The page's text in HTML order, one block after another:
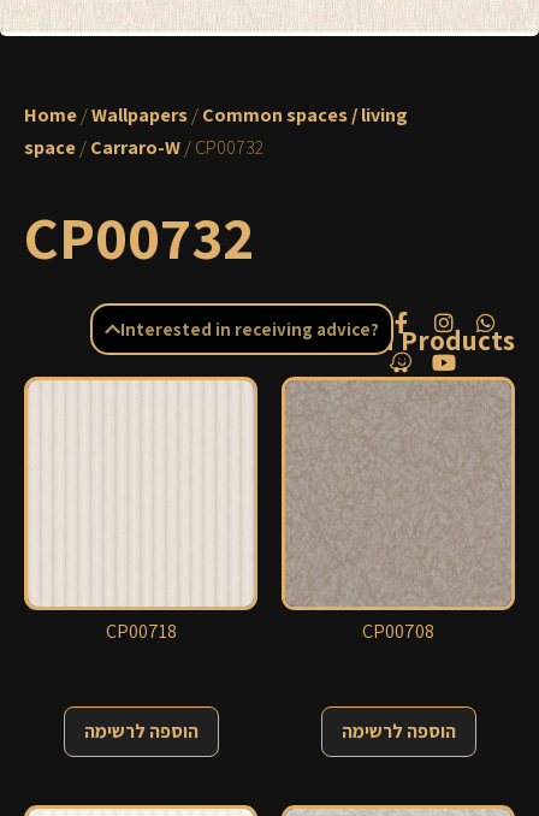
Home/Wallpapers/Common spaces / living
space/Carraro-W/ CP00732
CP00732
Related Products
CP00718
הוספה לרשימה
CP00708
הוספה לרשימה
Interested in receiving advice?